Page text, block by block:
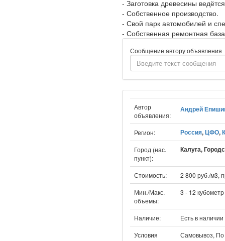
- Заготовка древесины
- Собственное производство.
- Свой парк автомобилей и
- Собственная ремонтная
Сообщение автору объявления
Автор
объявления:
Андрей
Регион: Россия,ЦФО,
Город (нас.
пункт):
Калуга,
Стоимость:
2 800 руб./м3,
Мин./Макс.
объемы:
3 - 12 кубометр
Наличие:
Есть в
Условия
Самовывоз,